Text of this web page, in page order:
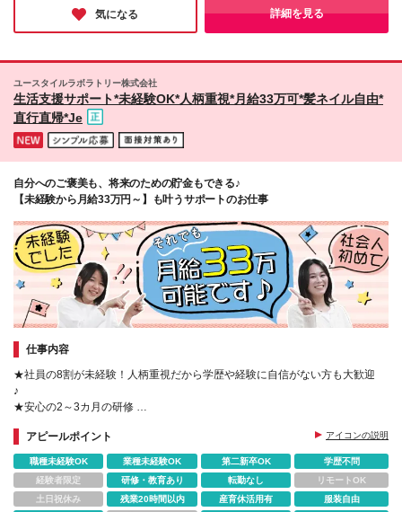
給・昇格を目指せる体制を整えたりと、長く働ける制度が充実！
未経験から理想のキャリアを叶えられるのが魅力です♪
気になる 詳細を見る
ユースタイルラボラトリー株式会社
生活支援サポート*未経験OK*人柄重視*月給33万可*髪ネイル自由*
直行直帰*Je
自分へのご褒美も、将来のための貯金もできる♪
【未経験から月給33万円～】も叶うサポートのお仕事
仕事内容
★社員の8割が未経験！人柄重視だから学歴や経験に自信がない方も大歓迎
♪
★安心の2～3カ月の研修
★国家資格も取得できる無料サポートあり！
★服装･髪型･髪色自由
アピールポイント アイコンの説明
職種未経験OK 業種未経験OK 第二新卒OK
学歴不問
経験者限定
研修・教育あり 転勤なし
リモートOK
土日祝休み
残業20時間以内 産育休活用有
服装自由